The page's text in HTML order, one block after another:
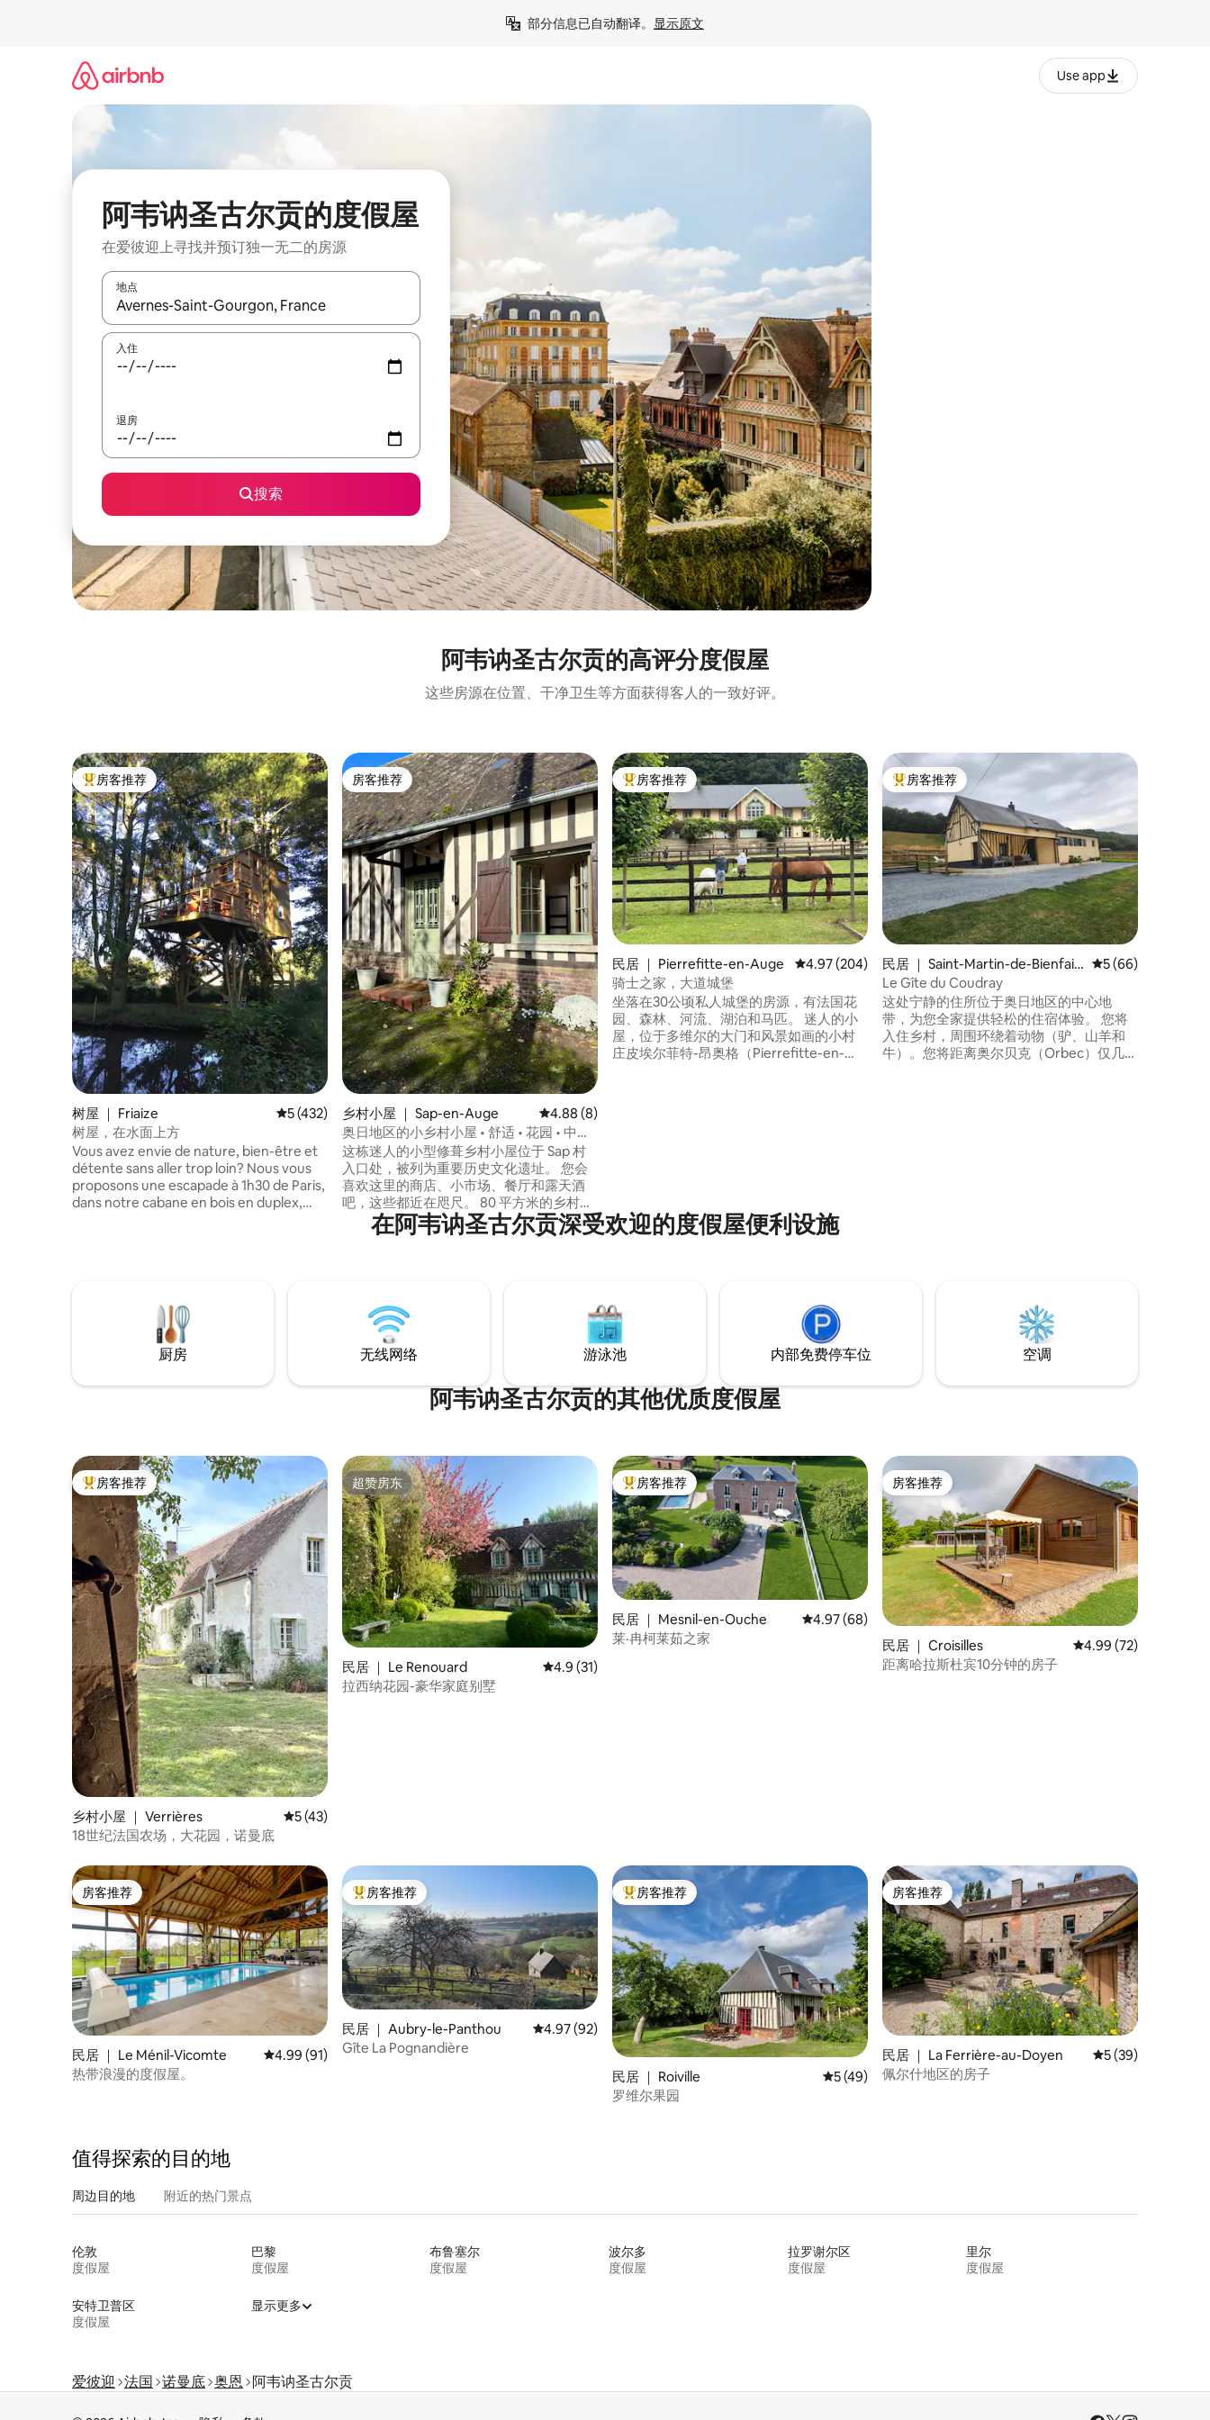
部分信息已自动翻译。 显示原文
Use app
阿韦讷圣古尔贡的度假屋
在爱彼迎上寻找并预订独一无二的房源
地点
如有搜索结果，请使用上下方向键查看，或通过点击或滑动手势浏览。
入住
退房
搜索
阿韦讷圣古尔贡的高评分度假屋
这些房源在位置、干净卫生等方面获得客人的一致好评。
热门「房客推荐」
房客推荐
树屋 ｜ Friaize 平均评分 5 分（满分 5 分），共 432 条评价
5 (432)
树屋，在水面上方
Vous avez envie de nature, bien-être et
détente sans aller trop loin? Nous vous
proposons une escapade à 1h30 de Paris,
dans notre cabane en bois en duplex,
déconnexion totale en pleine nature.
房客推荐
房客推荐
乡村小屋 ｜ Sap-en-Auge 平均评分 4.88 分（满分 5 分），共 8 条评价
4.88 (8)
奥日地区的小乡村小屋 • 舒适 • 花园 • 中心
位置
这栋迷人的小型修葺乡村小屋位于 Sap 村
入口处，被列为重要历史文化遗址。 您会
喜欢这里的商店、小市场、餐厅和露天酒
吧，这些都近在咫尺。 80 平方米的乡村小
屋，非常适合两人或家庭入住。 一楼设有
明亮的客厅和餐厅、厨房和淋浴间。 楼上
热门「房客推荐」
房客推荐
民居 ｜ Pierrefitte-en-Auge 平均评分 4.97 分（满分 5 分），共 204 条评价
4.97 (204)
骑士之家，大道城堡
坐落在30公顷私人城堡的房源，有法国花
园、森林、河流、湖泊和马匹。 迷人的小
屋，位于多维尔的大门和风景如画的小村
庄皮埃尔菲特-昂奥格（Pierrefitte-en-
热门「房客推荐」
房客推荐
民居 ｜ Saint-Martin-de-Bienfait
e-la-Cressonnière
平均评分 5 分（满
5 (66)
Le Gîte du Coudray
这处宁静的住所位于奥日地区的中心地
带，为您全家提供轻松的住宿体验。 您将
入住乡村，周围环绕着动物（驴、山羊和
牛）。您将距离奥尔贝克（Orbec）仅几分
在阿韦讷圣古尔贡深受欢迎的度假屋便利设施
厨房 无线网络 游泳池 内部免费停车位 空调
阿韦讷圣古尔贡的其他优质度假屋
热门「房客推荐」
房客推荐
乡村小屋 ｜ Verrières 平均评分 5 分（满分 5 分），共 43 条评价
5 (43)
18世纪法国农场，大花园，诺曼底
超赞房东
超赞房东
民居 ｜ Le Renouard 平均评分 4.9 分（满分 5 分），共 31 条评价
4.9 (31)
拉西纳花园-豪华家庭别墅
热门「房客推荐」
房客推荐
民居 ｜ Mesnil-en-Ouche 平均评分 4.97 分（满分 5 分），共 68 条评价
4.97 (68)
莱·冉柯莱茹之家
房客推荐
房客推荐
民居 ｜ Croisilles 平均评分 4.99 分（满
4.99 (72)
距离哈拉斯杜宾10分钟的房子
房客推荐
房客推荐
民居 ｜ Le Ménil-Vicomte 平均评分 4.99 分（满分 5 分），共 91 条评价
4.99 (91)
热带浪漫的度假屋。
热门「房客推荐」
房客推荐
民居 ｜ Aubry-le-Panthou 平均评分 4.97 分（满分 5 分），共 92 条评价
4.97 (92)
Gîte La Pognandière
热门「房客推荐」
房客推荐
民居 ｜ Roiville 平均评分 5 分（满分 5 分），共 49 条评价
5 (49)
罗维尔果园
房客推荐
房客推荐
民居 ｜ La Ferrière-au-Doyen 平均评分 5 分（满
5 (39)
佩尔什地区的房子
值得探索的目的地
周边目的地 附近的热门景点
伦敦
度假屋
巴黎
度假屋
布鲁塞尔
度假屋
波尔多
度假屋
拉罗谢尔区
度假屋
里尔
度假屋
安特卫普区
度假屋
显示更多
爱彼迎 法国 诺曼底 奥恩 阿韦讷圣古尔贡